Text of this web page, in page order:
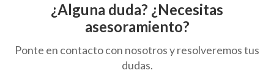
¿Alguna duda? ¿Necesitas
asesoramiento?
Ponte en contacto con nosotros y resolveremos tus
dudas.